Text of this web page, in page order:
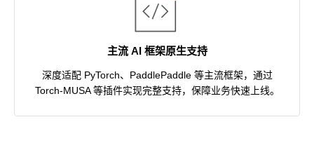
主流 AI 框架原生支持
深度适配 PyTorch、PaddlePaddle 等主流框架，通过
Torch-MUSA 等插件实现完整支持，保障业务快速上线。